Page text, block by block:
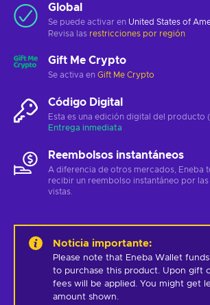
Global
Se puede activar en United States of
Revisa las restricciones por región
Gift Me Crypto
Se activa en Gift Me Crypto
Código Digital
Esta es una edición digital del producto
Entrega inmediata
Reembolsos instantáneos
A diferencia de otros mercados, Eneba
recibir un reembolso instantáneo por las
vistas.
Noticia importante:
Please note that Eneba Wallet
to purchase this product. Upon gift
fees will be applied. You might get
amount shown.